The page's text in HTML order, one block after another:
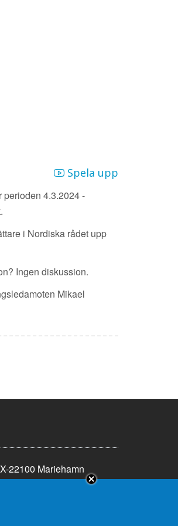
Spela upp
perioden 4.3.2024 -
i Nordiska rådet upp
Ingen diskussion.
Mikael
22100 Mariehamn